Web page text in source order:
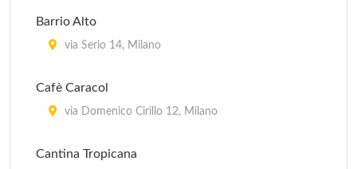
Barrio Alto
via Serio 14, Milano
Cafè Caracol
via Domenico Cirillo 12, Milano
Cantina Tropicana